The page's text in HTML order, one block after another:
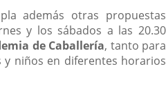
además otras propuestas
y los sábados a las 20.30
de Caballería, tanto para
niños en diferentes horarios